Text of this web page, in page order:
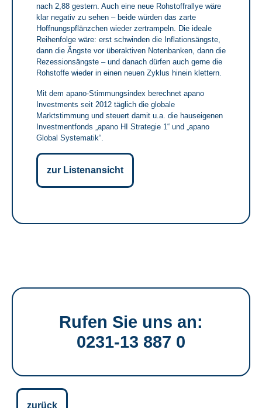
nach 2,88 gestern. Auch eine neue Rohstoffrallye wäre
klar negativ zu sehen – beide würden das zarte
Hoffnungspflänzchen wieder zertrampeln. Die ideale
Reihenfolge wäre: erst schwinden die Inflationsängste,
dann die Ängste vor überaktiven Notenbanken, dann die
Rezessionsängste – und danach dürfen auch gerne die
Rohstoffe wieder in einen neuen Zyklus hinein klettern.
Mit dem apano-Stimmungsindex berechnet apano
Investments seit 2012 täglich die globale
Marktstimmung und steuert damit u.a. die hauseigenen
Investmentfonds „apano HI Strategie 1“ und „apano
Global Systematik“.
zur Listenansicht
Rufen Sie uns an:
0231-13 887 0
zurück